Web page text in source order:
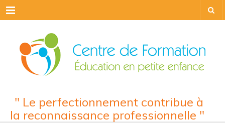
Menu
" Le perfectionnement contribue à
la reconnaissance professionnelle "